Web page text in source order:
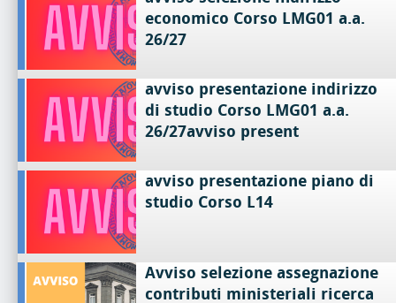
economico Corso LMG01 a.a.
26/27
avviso presentazione indirizzo
di studio Corso LMG01 a.a.
26/27avviso present
avviso presentazione piano di
studio Corso L14
Avviso selezione assegnazione
contributi ministeriali ricerca